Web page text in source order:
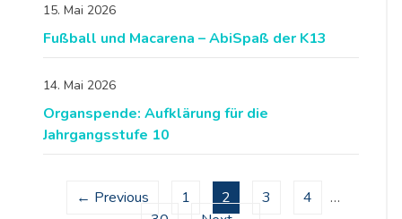
15. Mai 2026
Fußball und Macarena – AbiSpaß der K13
14. Mai 2026
Organspende: Aufklärung für die
Jahrgangsstufe 10
← Previous 1 2 3 4
…